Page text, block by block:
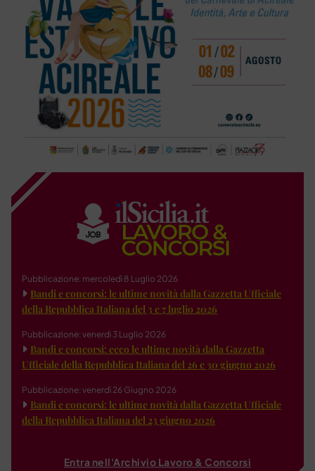
Pubblicazione: mercoledì 8 Luglio 2026
Bandi e concorsi: le ultime novità dalla Gazzetta Ufficiale
della Repubblica Italiana del 3 e 7 luglio 2026
Pubblicazione: venerdì 3 Luglio 2026
Bandi e concorsi: ecco le ultime novità dalla Gazzetta
Ufficiale della Repubblica Italiana del 26 e 30 giugno 2026
Pubblicazione: venerdì 26 Giugno 2026
Bandi e concorsi: le ultime novità dalla Gazzetta Ufficiale
della Repubblica Italiana del 23 giugno 2026
Entra nell'Archivio Lavoro & Concorsi